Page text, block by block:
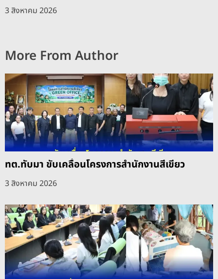
3 สิงหาคม 2026
More From Author
ทต.ทับมา ขับเคลื่อนโครงการสำนักงานสีเขียว
3 สิงหาคม 2026